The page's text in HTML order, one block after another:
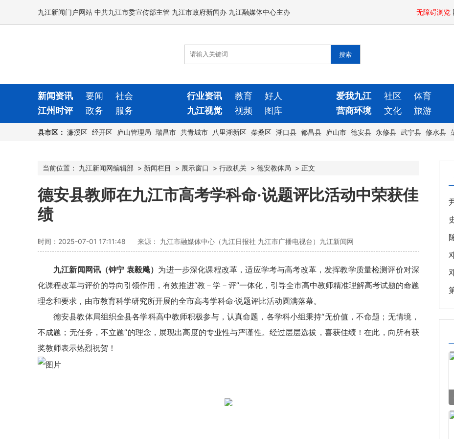
九江新闻门户网站 中共九江市委宣传部主管 九江市政府新闻办 九江融媒体中心主办 无障碍浏览
新闻资讯 要闻 社会 行业资讯 教育 好人 爱我九江 社区 体育
江州时评
政务 服务 九江视觉 视频 图库 营商环境 文化 旅游
县市区： 濂溪区 经开区 庐山管理局 瑞昌市 共青城市 八里湖新区 柴桑区 湖口县 都昌县 庐山市 德安县 永修县 武宁县 修水县
当前位置： 九江新闻网编辑部 > 新闻栏目 > 展示窗口 > 行政机关 > 德安教体局 > 正文
德安县教师在九江市高考学科命·说题评比活动中荣获佳
绩
时间：2025-07-01 17:11:48 来源： 九江市融媒体中心（九江日报社 九江市广播电视台）九江新闻网
九江新闻网讯（钟宁 袁毅飚） 为进一步深化课程改革，适应学考与高考改革，发挥教学质量检测评价对深
化课程改革与评价的导向引领作用，有效推进“教－学－评”一体化，引导全市高中教师精准理解高考试题的命题
理念和要求，由市教育科学研究所开展的全市高考学科命·说题评比活动圆满落幕。
德安县教体局组织全县各学科高中教师积极参与，认真命题，各学科小组秉持“无价值，不命题；无情境，
不成题；无任务，不立题”的理念，展现出高度的专业性与严谨性。经过层层选拔，喜获佳绩！在此，向所有获
奖教师表示热烈祝贺！